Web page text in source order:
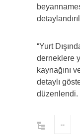
“Yurt
derneklere
kaynağını
detaylı
düzenlendi.
--